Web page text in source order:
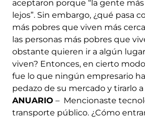
aceptaron porque “la gente
lejos”. Sin embargo, ¿qué pasa
más pobres que viven más
las personas más pobres que
obstante quieren ir a algún
viven? Entonces, en cierto
fue lo que ningún empresario
pedazo de su mercado y tirarlo a
ANUARIO – Mencionaste
transporte público. ¿Cómo